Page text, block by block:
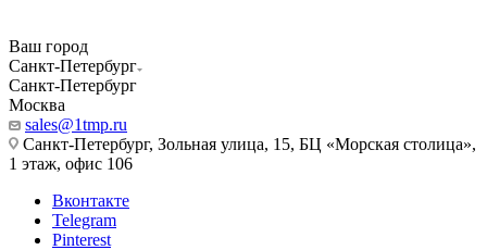
Ваш город
Санкт-Петербург
Санкт-Петербург
Москва
sales@1tmp.ru
Санкт-Петербург, Зольная улица, 15, БЦ «Морская столица»,
1 этаж, офис 106
Вконтакте
Telegram
Pinterest